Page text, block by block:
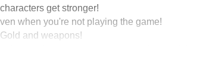
get stronger!
when you're not playing the game!
and weapons!
time and get enormous amount of rewards!
can choose to pay real money for extra items.